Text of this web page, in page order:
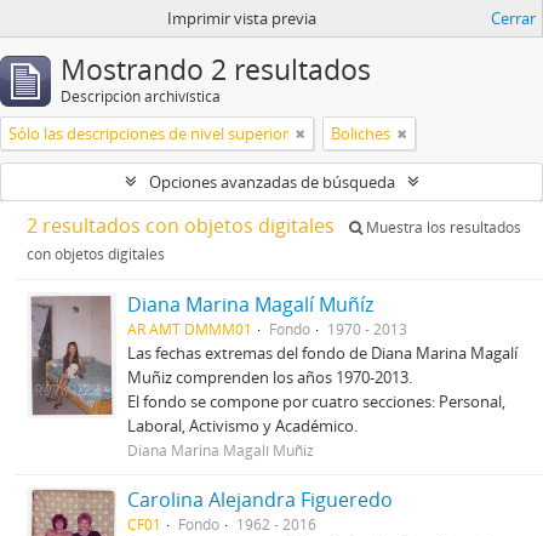
Imprimir vista previa Cerrar
Mostrando 2 resultados
Descripción archivística
Sólo las descripciones de nivel superior Boliches
Opciones avanzadas de búsqueda
2 resultados con objetos digitales
Muestra los resultados
con objetos digitales
Diana Marina Magalí Muñíz
AR AMT DMMM01 Fondo 1970 - 2013
Las fechas extremas del fondo de Diana Marina Magalí
Muñiz comprenden los años 1970-2013.
El fondo se compone por cuatro secciones: Personal,
Laboral, Activismo y Académico.
Diana Marina Magalí Muñiz
Carolina Alejandra Figueredo
CF01 Fondo 1962 - 2016